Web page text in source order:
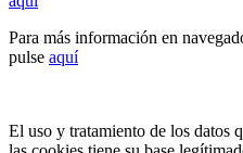
Para más información en
pulse aquí
El uso y tratamiento de los datos